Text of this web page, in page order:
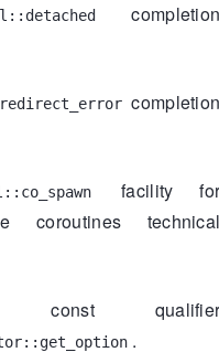
facility
coroutines
const
.